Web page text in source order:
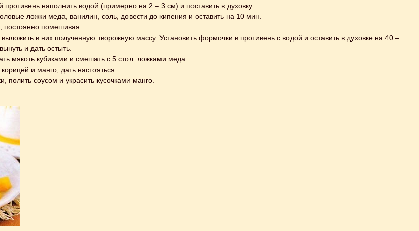
противень наполнить водой (примерно на 2 – 3 см) и поставить в духовку.
ложки меда, ванилин, соль, довести до кипения и оставить на 10 мин.
постоянно помешивая.
в них полученную творожную массу. Установить формочки в противень с водой и оставить в духовке на 40 –
и дать остыть.
мякоть кубиками и смешать с 5 стол. ложками меда.
и манго, дать настояться.
соусом и украсить кусочками манго.